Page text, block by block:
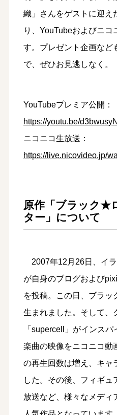
織」さんをゲストに迎え
り、YouTubeおよびニコ
す。プレゼント企画など
で、ぜひお見逃しなく。
YouTubeプレミア公開：
https://youtu.be/
ニコニコ生放送：
https://live.nicovideo.jp/
原作「ブラック★
ター」について
2007年12月26日、イ
が自身のブログおよび
を投稿。この日、ブラ
生まれました。そして、
「supercell」がインス
楽曲の映像をニコニコ動
の再生回数は増え、キャ
した。その後、フィギュ
放送など、様々なメディ